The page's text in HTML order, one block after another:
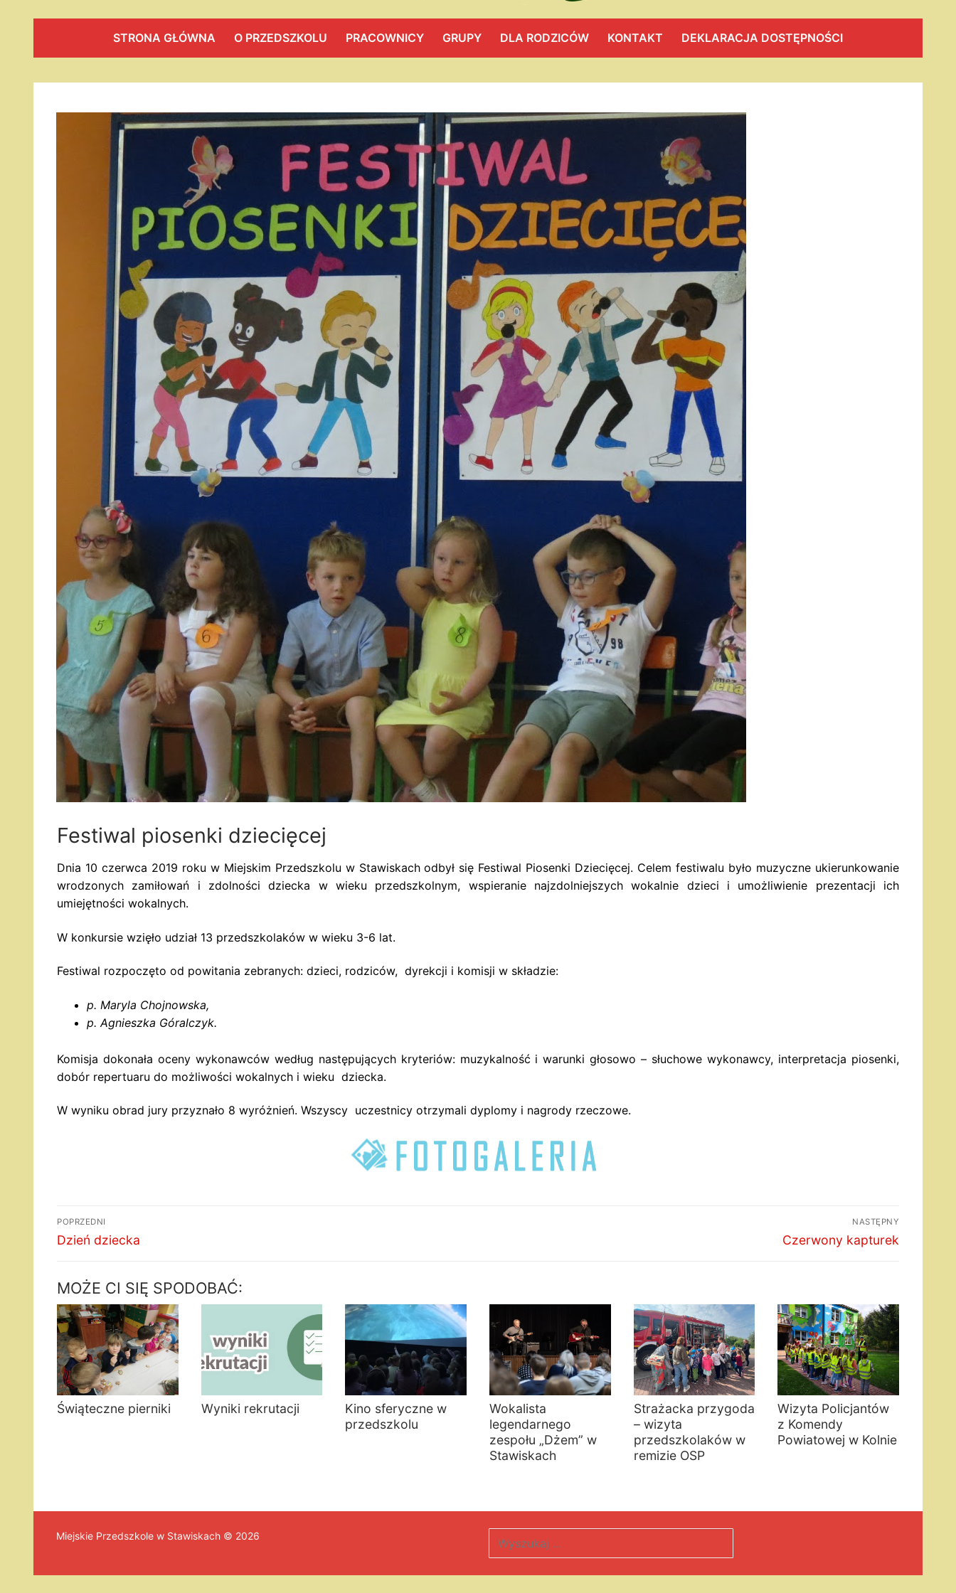
STRONA GŁÓWNA O PRZEDSZKOLU PRACOWNICY GRUPY DLA RODZICÓW KONTAKT DEKLARACJA DOSTĘPNOŚCI
Festiwal piosenki dziecięcej
Dnia 10 czerwca 2019 roku w Miejskim Przedszkolu w Stawiskach odbył się Festiwal Piosenki Dziecięcej. Celem festiwalu było muzyczne ukierunkowanie
wrodzonych zamiłowań i zdolności dziecka w wieku przedszkolnym, wspieranie najzdolniejszych wokalnie dzieci i umożliwienie prezentacji ich
umiejętności wokalnych.
W konkursie wzięło udział 13 przedszkolaków w wieku 3-6 lat.
Festiwal rozpoczęto od powitania zebranych: dzieci, rodziców, dyrekcji i komisji w składzie:
p. Maryla Chojnowska,
p. Agnieszka Góralczyk.
Komisja dokonała oceny wykonawców według następujących kryteriów: muzykalność i warunki głosowo – słuchowe wykonawcy, interpretacja piosenki,
dobór repertuaru do możliwości wokalnych i wieku dziecka.
W wyniku obrad jury przyznało 8 wyróżnień. Wszyscy uczestnicy otrzymali dyplomy i nagrody rzeczowe.
Nawigacja
wpisu
POPRZEDNI
Poprzedni
Dzień dziecka
NASTĘPNY
Następny
Czerwony kapturek
MOŻE CI SIĘ SPODOBAĆ:
Świąteczne pierniki Wyniki rekrutacji
Kino sferyczne w
przedszkolu
Wokalista
legendarnego
zespołu „Dżem” w
Stawiskach
Strażacka przygoda
– wizyta
przedszkolaków w
remizie OSP
Wizyta Policjantów
z Komendy
Powiatowej w Kolnie
Miejskie Przedszkole w Stawiskach © 2026 Szukaj